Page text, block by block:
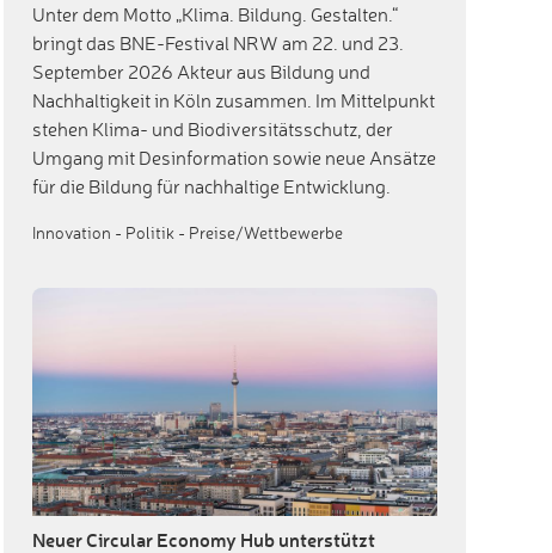
Unter dem Motto „Klima. Bildung. Gestalten.“
bringt das BNE-Festival NRW am 22. und 23.
September 2026 Akteur aus Bildung und
Nachhaltigkeit in Köln zusammen. Im Mittelpunkt
stehen Klima- und Biodiversitätsschutz, der
Umgang mit Desinformation sowie neue Ansätze
für die Bildung für nachhaltige Entwicklung.
Innovation - Politik - Preise/Wettbewerbe
Neuer Circular Economy Hub unterstützt